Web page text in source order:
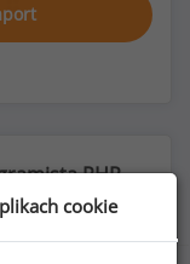
PHP
cookie